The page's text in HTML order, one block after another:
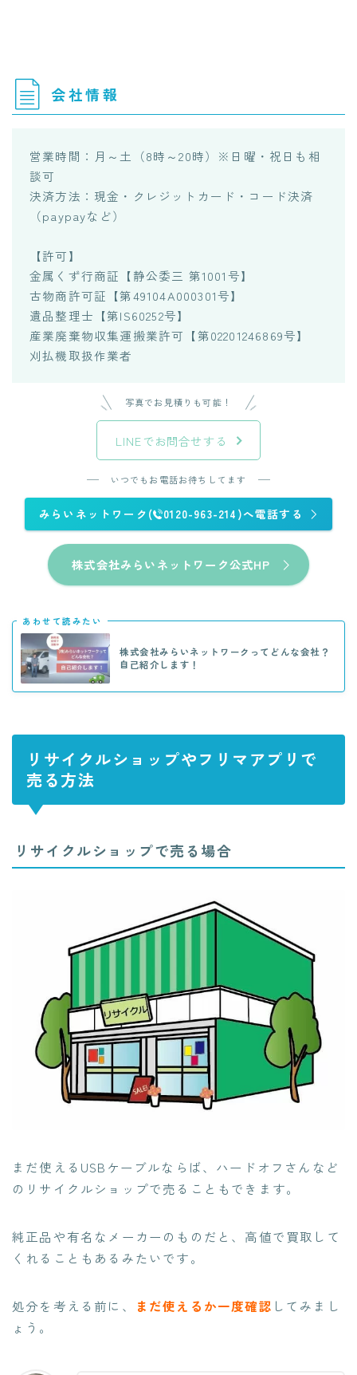
会社情報
営業時間：月～土（8時～20時）※日曜・祝日も相
談可
決済方法：現金・クレジットカード・コード決済
（paypayなど）
【許可】
金属くず行商証【静公委三 第1001号】
古物商許可証【第49104A000301号】
遺品整理士【第IS60252号】
産業廃棄物収集運搬業許可【第02201246869号】
刈払機取扱作業者
写真でお見積りも可能！
LINEでお問合せする
いつでもお電話お待ちしてます
みらいネットワーク( 0120-963-214)へ電話する
株式会社みらいネットワーク公式HP
あわせて読みたい
株式会社みらいネットワークってどんな会社？
自己紹介します！
リサイクルショップやフリマアプリで
売る方法
リサイクルショップで売る場合
まだ使えるUSBケーブルならば、 ハードオフさんなど
のリサイクルショップで売る こともできます。
純正品や有名なメーカーのものだと、高値で買取して
くれることもあるみたいです。
処分を考える前に、 まだ使えるか一度確認 してみまし
ょう。